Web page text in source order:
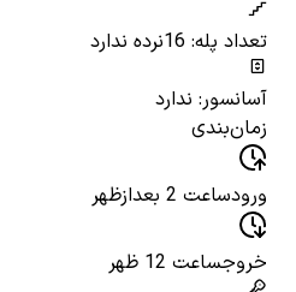
تعداد پله: 16
نرده ندارد
آسانسور: ندارد
زمان‌بندی
ورودساعت 2 بعدازظهر
خروجساعت 12 ظهر